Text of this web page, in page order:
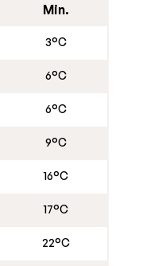
Min.
3°C
6°C
6°C
9°C
16°C
17°C
22°C